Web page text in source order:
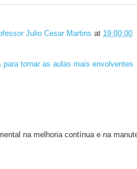
Julio Cesar Martins at 19:00:00
tornar as aulas mais envolventes
na melhoria contínua e na